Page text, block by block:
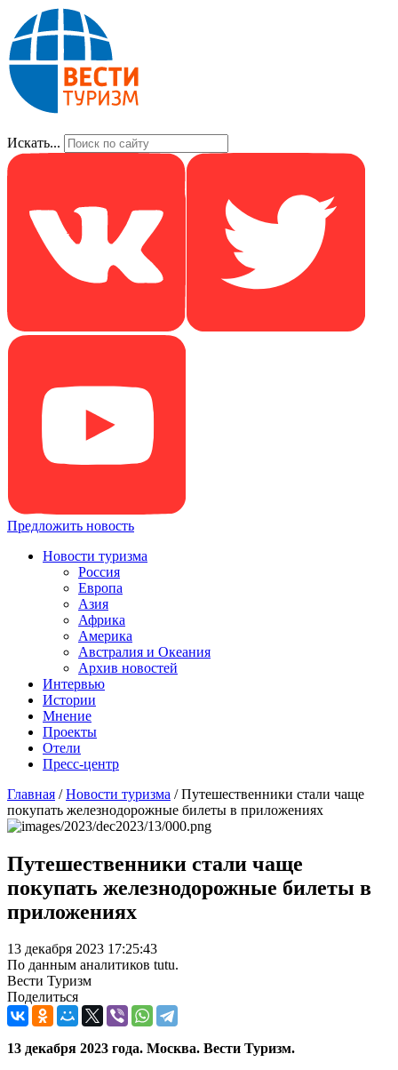
Искать...
Предложить новость
Новости туризма
Россия
Европа
Азия
Африка
Америка
Австралия и Океания
Архив новостей
Интервью
Истории
Мнение
Проекты
Отели
Пресс-центр
Главная /Новости туризма /Путешественники стали чаще
покупать железнодорожные билеты в приложениях
Путешественники стали чаще
покупать железнодорожные билеты в
приложениях
13 декабря 2023 17:25:43
По данным аналитиков tutu.
Вести Туризм
Поделиться
13 декабря 2023 года. Москва. Вести Туризм.